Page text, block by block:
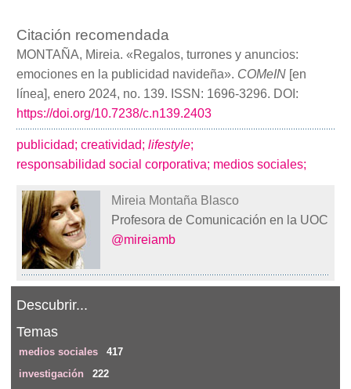
Citación recomendada
MONTAÑA, Mireia. «Regalos, turrones y anuncios:
emociones en la publicidad navideña». COMeIN [en
línea], enero 2024, no. 139. ISSN: 1696-3296. DOI:
https://doi.org/10.7238/c.n139.2403
publicidad; creatividad; lifestyle;
responsabilidad social corporativa; medios sociales;
Mireia Montaña Blasco
Profesora de Comunicación en la UOC
@mireiamb
Descubrir...
Temas
medios sociales
417
investigación
222